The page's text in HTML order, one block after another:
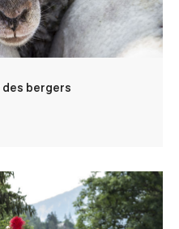
bergers
avec ses parades de
en costume Napoléon III,